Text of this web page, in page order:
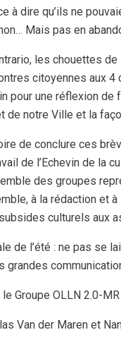
à dire qu’ils ne
Mais pas en
les chouettes
citoyennes aux 4
pour une réflexion de
de notre Ville et la
de conclure ces
de l’Echevin de la
des groupes
à la rédaction et
culturels aux
de l’été : ne pas se
grandes
le Groupe OLLN 2.0-MR
Van der Maren et